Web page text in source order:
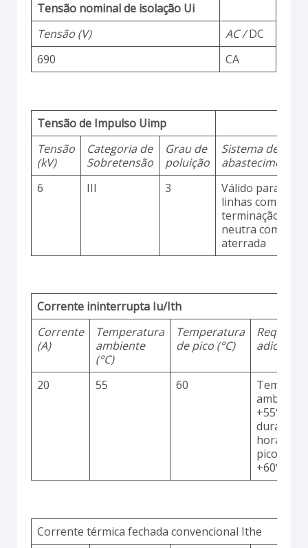
Tensão nominal de isolação Ui
Tensão (V)
AC /DC
690
CA
Tensão de Impulso Uimp
Tensão
(kV)
Categoria de
Sobretensão
Grau de
poluição
Sistema de
abastecimento
6
III 3
Válido para
linhas com
terminação
neutra comum
aterrada
Corrente ininterrupta Iu/Ith
Corrente
(A)
Temperatura
ambiente
(°C)
Temperatura
de pico (°C)
adicionais
20 55 60
ambiente
+55°C
durante
horas
picos até
+60°C
Corrente térmica fechada convencional Ithe